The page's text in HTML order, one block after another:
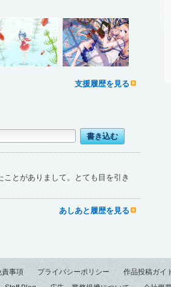
支援履歴を見る
とがありまして。とても目を引き
あしあと履歴を見る
責事項 プライバシーポリシー 作品投稿ガイ